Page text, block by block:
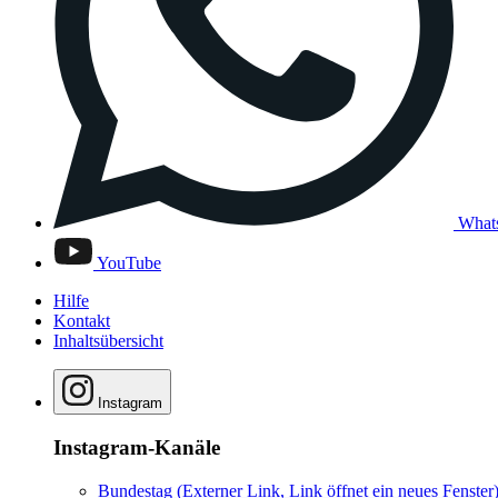
YouTube
Hilfe
Kontakt
Inhaltsübersicht
Instagram
Instagram-Kanäle
Bundestag (Externer Link, Link öffnet ein neues Fenster)